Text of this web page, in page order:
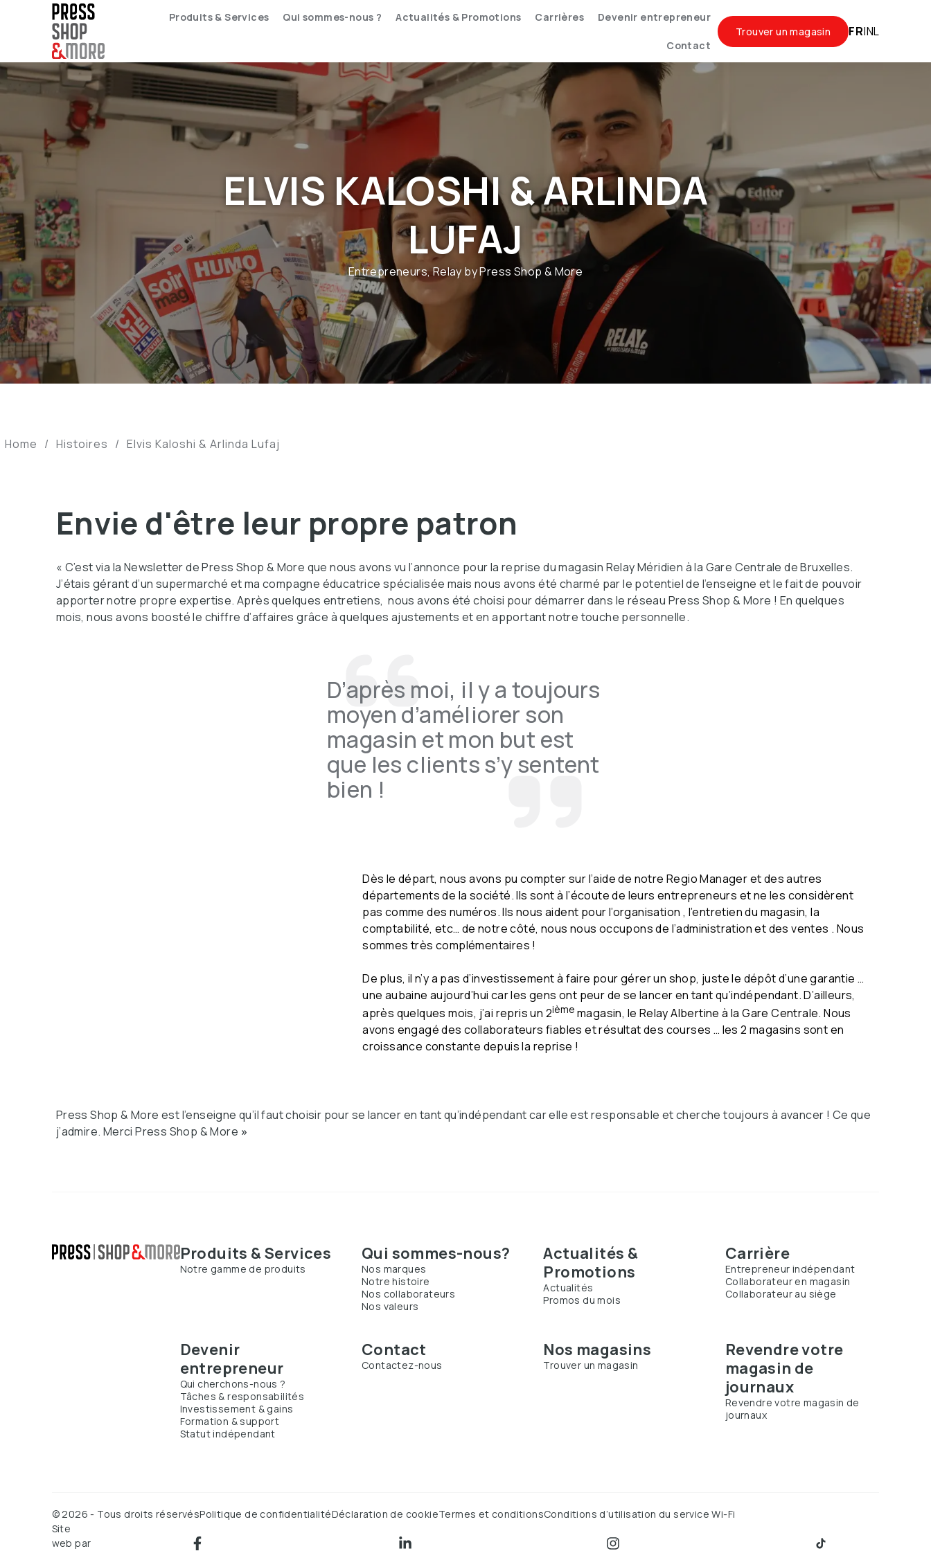
Produits & Services Qui sommes-nous ? Actualités & Promotions Carrières Devenir entrepreneur
Contact
Trouver un magasin FR|NL
ELVIS KALOSHI & ARLINDA
LUFAJ
Entrepreneurs, Relay by Press Shop & More
Home / Histoires / Elvis Kaloshi & Arlinda Lufaj
Envie d'être leur propre patron
« C’est via la Newsletter de Press Shop & More que nous avons vu l’annonce pour la reprise du magasin Relay Méridien à la Gare Centrale de Bruxelles.
J’étais gérant d’un supermarché et ma compagne éducatrice spécialisée mais nous avons été charmé par le potentiel de l’enseigne et le fait de pouvoir
apporter notre propre expertise. Après quelques entretiens, nous avons été choisi pour démarrer dans le réseau Press Shop & More ! En quelques
mois, nous avons boosté le chiffre d’affaires grâce à quelques ajustements et en apportant notre touche personnelle.
D’après moi, il y a toujours
moyen d’améliorer son
magasin et mon but est
que les clients s’y sentent
bien !
Dès le départ, nous avons pu compter sur l’aide de notre Regio Manager et des autres
départements de la société. Ils sont à l’écoute de leurs entrepreneurs et ne les considèrent
pas comme des numéros. Ils nous aident pour l’organisation , l’entretien du magasin, la
comptabilité, etc… de notre côté, nous nous occupons de l’administration et des ventes . Nous
sommes très complémentaires !
De plus, il n’y a pas d’investissement à faire pour gérer un shop, juste le dépôt d’une garantie …
une aubaine aujourd’hui car les gens ont peur de se lancer en tant qu’indépendant. D’ailleurs,
après quelques mois, j’ai repris un 2ième magasin, le Relay Albertine à la Gare Centrale. Nous
avons engagé des collaborateurs fiables et résultat des courses … les 2 magasins sont en
croissance constante depuis la reprise !
Press Shop & More est l’enseigne qu’il faut choisir pour se lancer en tant qu’indépendant car elle est responsable et cherche toujours à avancer ! Ce que
j’admire. Merci Press Shop & More »
Produits & Services
Notre gamme de produits
Qui sommes-nous?
Nos marques
Notre histoire
Nos collaborateurs
Nos valeurs
Actualités &
Promotions
Actualités
Promos du mois
Carrière
Entrepreneur indépendant
Collaborateur en magasin
Collaborateur au siège
Devenir
entrepreneur
Qui cherchons-nous ?
Tâches & responsabilités
Investissement & gains
Formation & support
Statut indépendant
Contact
Contactez-nous
Nos magasins
Trouver un magasin
Revendre votre
magasin de
journaux
Revendre votre magasin de
journaux
©2026 - Tous droits réservésPolitique de confidentialitéDéclaration de cookieTermes et conditionsConditions d’utilisation du service Wi-Fi
Site
web par